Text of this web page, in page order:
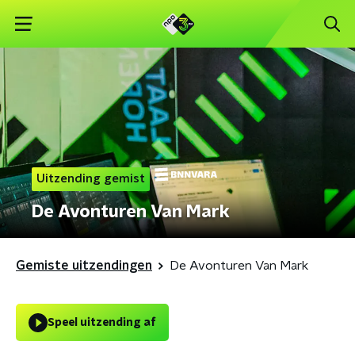
Uitzending gemist
De Avonturen Van Mark
Gemiste uitzendingen De Avonturen Van Mark
Speel uitzending af